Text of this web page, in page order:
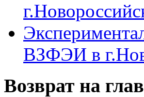
ВЗФЭИ в
Возврат на